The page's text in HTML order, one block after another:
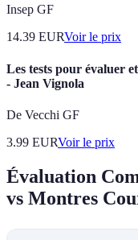
Insep GF
14.39 EURVoir le prix
Les tests pour évaluer
- Jean Vignola
De Vecchi GF
3.99 EURVoir le prix
Évaluation
vs Montres